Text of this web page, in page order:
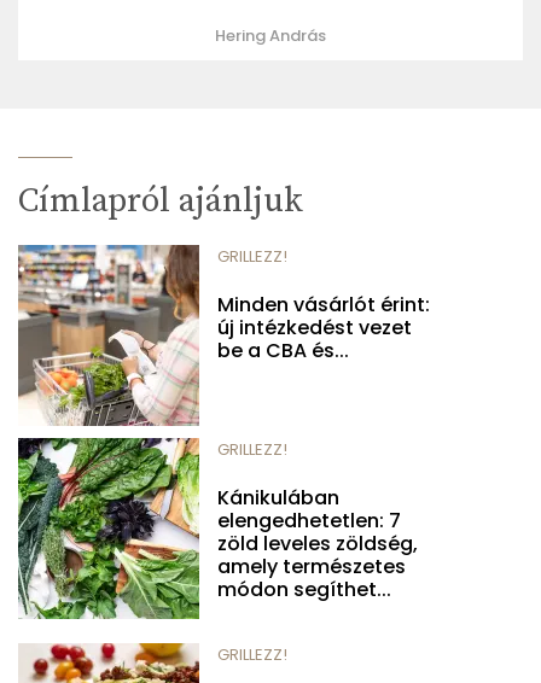
Hering András
Címlapról ajánljuk
GRILLEZZ!
Minden vásárlót érint:
új intézkedést vezet
be a CBA és...
GRILLEZZ!
Kánikulában
elengedhetetlen: 7
zöld leveles zöldség,
amely természetes
módon segíthet...
GRILLEZZ!